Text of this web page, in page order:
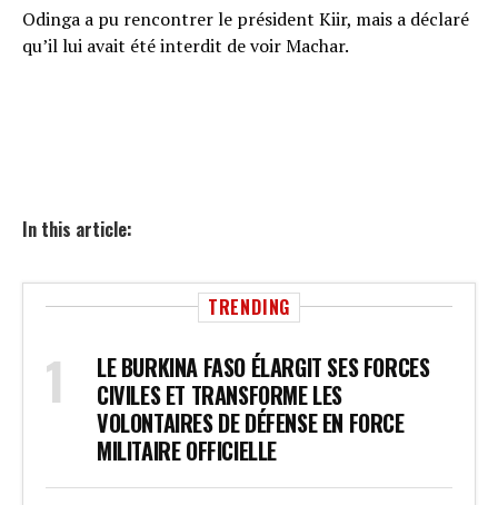
Odinga a pu rencontrer le président Kiir, mais a déclaré
qu’il lui avait été interdit de voir Machar.
In this article:
TRENDING
LE BURKINA FASO ÉLARGIT SES FORCES
CIVILES ET TRANSFORME LES
VOLONTAIRES DE DÉFENSE EN FORCE
MILITAIRE OFFICIELLE